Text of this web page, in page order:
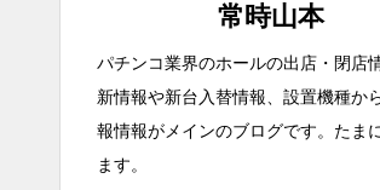
常時山本
パチンコ業界のホールの出店・閉店
新情報や新台入替情報、設置機種か
報情報がメインのブログです。たま
ます。